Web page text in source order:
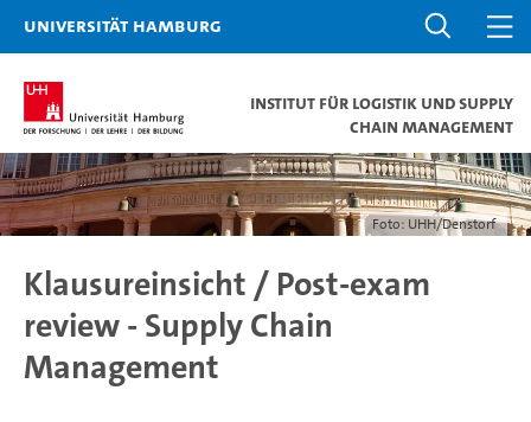
Universität Hamburg
Institut für Logistik und Supply
Chain Management
Foto: UHH/Denstorf
Klausureinsicht / Post-exam
review - Supply Chain
Management